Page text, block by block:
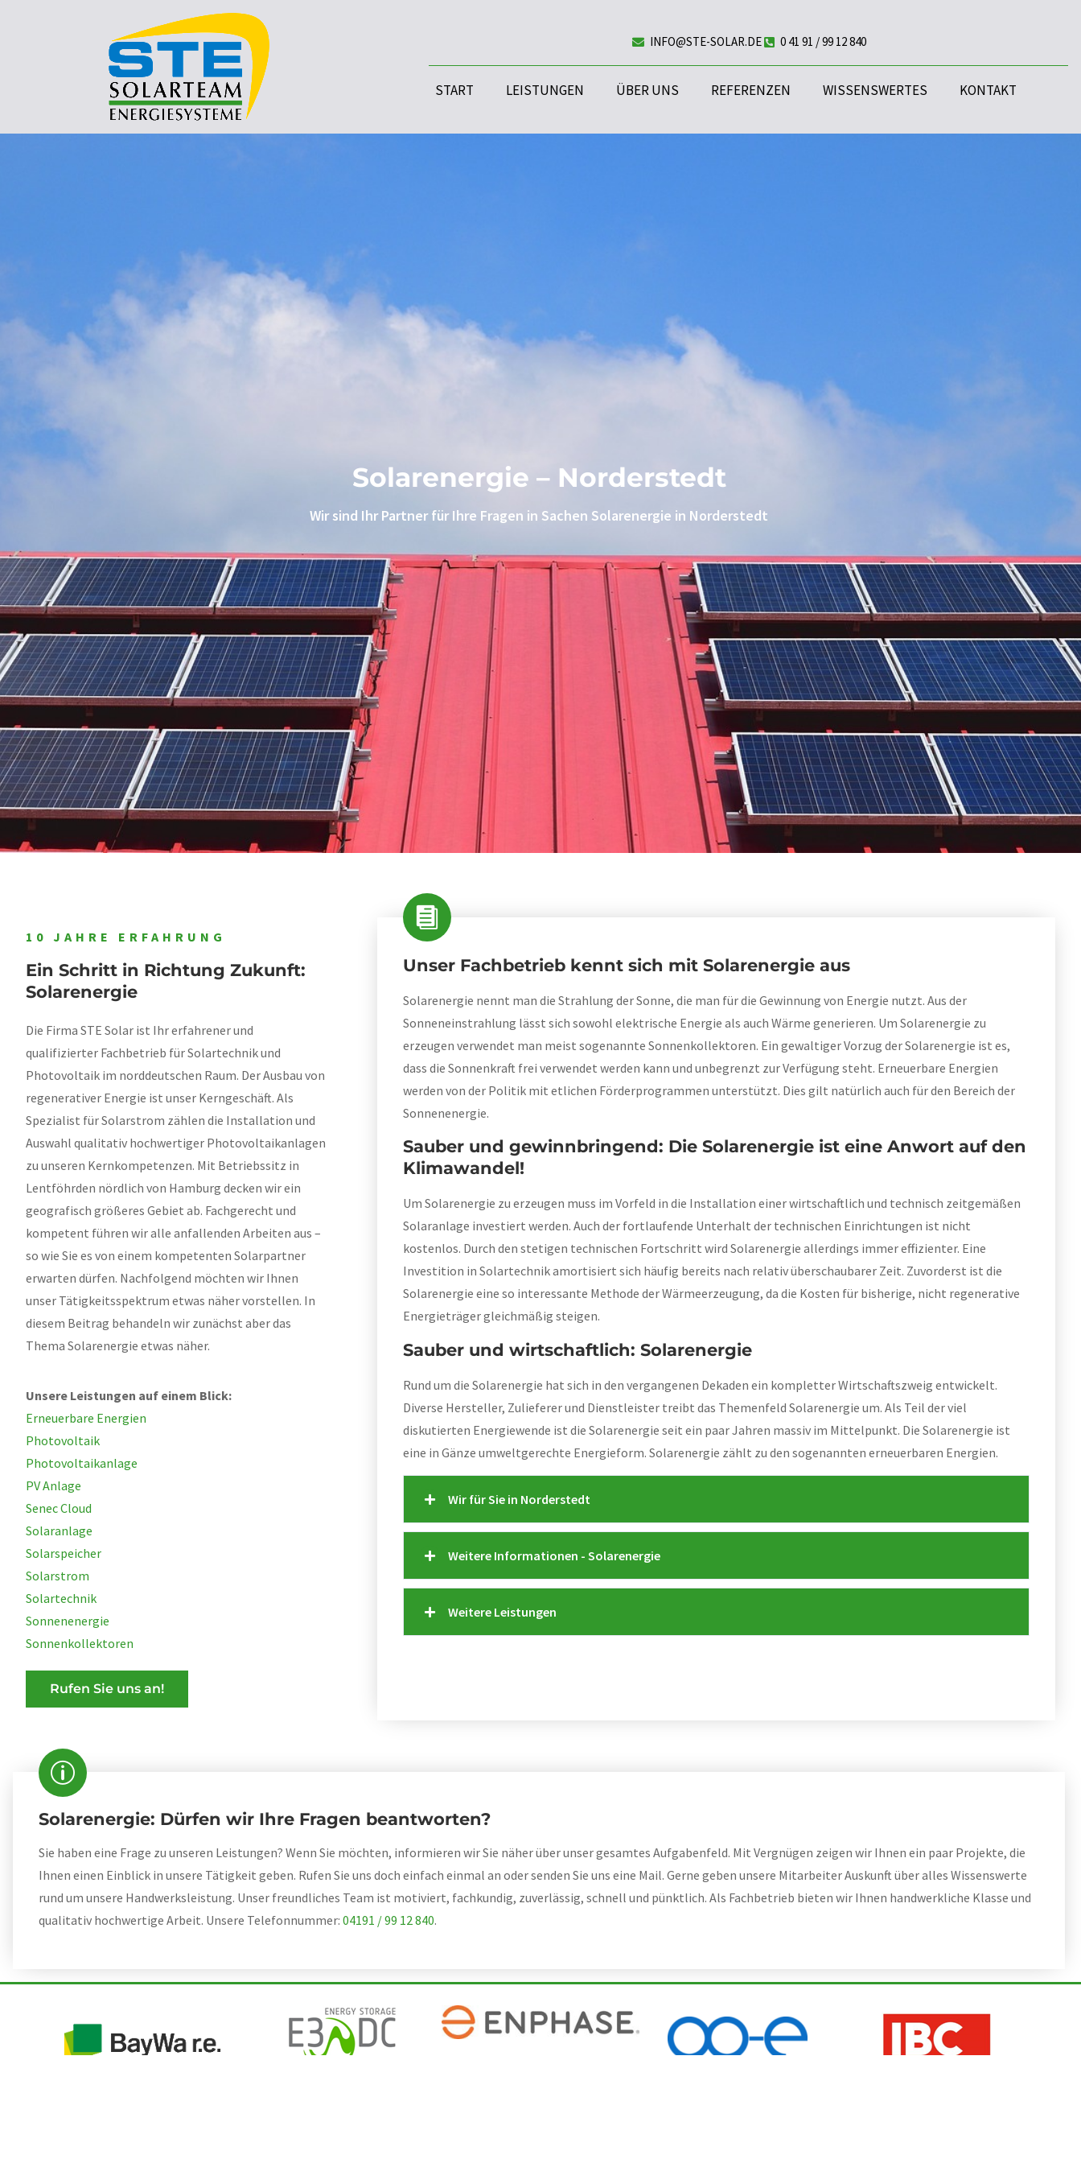
INFO@STE-SOLAR.DE 0 41 91 / 99 12 840
START LEISTUNGEN ÜBER UNS REFERENZEN WISSENSWERTES KONTAKT
Solarenergie – Norderstedt
Wir sind Ihr Partner für Ihre Fragen in Sachen Solarenergie in Norderstedt
10 JAHRE ERFAHRUNG
Ein Schritt in Richtung Zukunft:
Solarenergie
Die Firma STE Solar ist Ihr erfahrener und
qualifizierter Fachbetrieb für Solartechnik und
Photovoltaik im norddeutschen Raum. Der Ausbau von
regenerativer Energie ist unser Kerngeschäft. Als
Spezialist für Solarstrom zählen die Installation und
Auswahl qualitativ hochwertiger Photovoltaikanlagen
zu unseren Kernkompetenzen. Mit Betriebssitz in
Lentföhrden nördlich von Hamburg decken wir ein
geografisch größeres Gebiet ab. Fachgerecht und
kompetent führen wir alle anfallenden Arbeiten aus –
so wie Sie es von einem kompetenten Solarpartner
erwarten dürfen. Nachfolgend möchten wir Ihnen
unser Tätigkeitsspektrum etwas näher vorstellen. In
diesem Beitrag behandeln wir zunächst aber das
Thema Solarenergie etwas näher.
Unsere Leistungen auf einem Blick:
Erneuerbare Energien
Photovoltaik
Photovoltaikanlage
PV Anlage
Senec Cloud
Solaranlage
Solarspeicher
Solarstrom
Solartechnik
Sonnenenergie
Sonnenkollektoren
Rufen Sie uns an!
Unser Fachbetrieb kennt sich mit Solarenergie aus
Solarenergie nennt man die Strahlung der Sonne, die man für die Gewinnung von Energie nutzt. Aus der
Sonneneinstrahlung lässt sich sowohl elektrische Energie als auch Wärme generieren. Um Solarenergie zu
erzeugen verwendet man meist sogenannte Sonnenkollektoren. Ein gewaltiger Vorzug der Solarenergie ist es,
dass die Sonnenkraft frei verwendet werden kann und unbegrenzt zur Verfügung steht. Erneuerbare Energien
werden von der Politik mit etlichen Förderprogrammen unterstützt. Dies gilt natürlich auch für den Bereich der
Sonnenenergie.
Sauber und gewinnbringend: Die Solarenergie ist eine Anwort auf den
Klimawandel!
Um Solarenergie zu erzeugen muss im Vorfeld in die Installation einer wirtschaftlich und technisch zeitgemäßen
Solaranlage investiert werden. Auch der fortlaufende Unterhalt der technischen Einrichtungen ist nicht
kostenlos. Durch den stetigen technischen Fortschritt wird Solarenergie allerdings immer effizienter. Eine
Investition in Solartechnik amortisiert sich häufig bereits nach relativ überschaubarer Zeit. Zuvorderst ist die
Solarenergie eine so interessante Methode der Wärmeerzeugung, da die Kosten für bisherige, nicht regenerative
Energieträger gleichmäßig steigen.
Sauber und wirtschaftlich: Solarenergie
Rund um die Solarenergie hat sich in den vergangenen Dekaden ein kompletter Wirtschaftszweig entwickelt.
Diverse Hersteller, Zulieferer und Dienstleister treibt das Themenfeld Solarenergie um. Als Teil der viel
diskutierten Energiewende ist die Solarenergie seit ein paar Jahren massiv im Mittelpunkt. Die Solarenergie ist
eine in Gänze umweltgerechte Energieform. Solarenergie zählt zu den sogenannten erneuerbaren Energien.
Wir für Sie in Norderstedt
Weitere Informationen - Solarenergie
Weitere Leistungen
Solarenergie: Dürfen wir Ihre Fragen beantworten?
Sie haben eine Frage zu unseren Leistungen? Wenn Sie möchten, informieren wir Sie näher über unser gesamtes Aufgabenfeld. Mit Vergnügen zeigen wir Ihnen ein paar Projekte, die
Ihnen einen Einblick in unsere Tätigkeit geben. Rufen Sie uns doch einfach einmal an oder senden Sie uns eine Mail. Gerne geben unsere Mitarbeiter Auskunft über alles Wissenswerte
rund um unsere Handwerksleistung. Unser freundliches Team ist motiviert, fachkundig, zuverlässig, schnell und pünktlich. Als Fachbetrieb bieten wir Ihnen handwerkliche Klasse und
qualitativ hochwertige Arbeit. Unsere Telefonnummer: 04191 / 99 12 840.